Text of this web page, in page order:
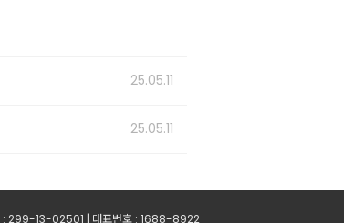
25.05.11
25.05.11
호 : 299-13-02501 | 대표번호 : 1688-8922